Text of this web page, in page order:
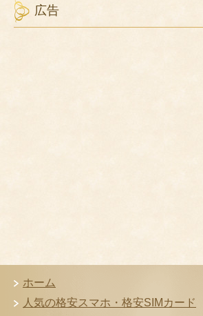
広告
ホーム
人気の格安スマホ・格安SIMカード